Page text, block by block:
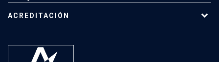
ACREDITACIÓN